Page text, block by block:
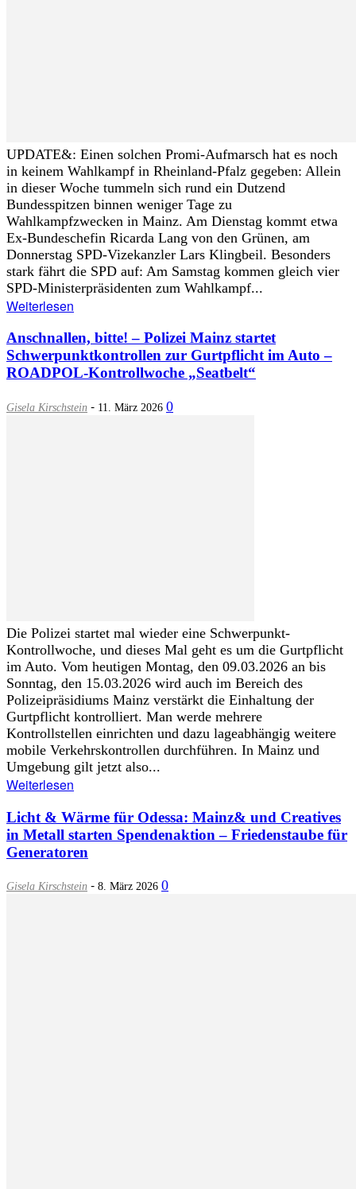
UPDATE&: Einen solchen Promi-Aufmarsch hat es noch
in keinem Wahlkampf in Rheinland-Pfalz gegeben: Allein
in dieser Woche tummeln sich rund ein Dutzend
Bundesspitzen binnen weniger Tage zu
Wahlkampfzwecken in Mainz. Am Dienstag kommt etwa
Ex-Bundeschefin Ricarda Lang von den Grünen, am
Donnerstag SPD-Vizekanzler Lars Klingbeil. Besonders
stark fährt die SPD auf: Am Samstag kommen gleich vier
SPD-Ministerpräsidenten zum Wahlkampf...
Weiterlesen
Anschnallen, bitte! – Polizei Mainz startet
Schwerpunktkontrollen zur Gurtpflicht im Auto –
ROADPOL-Kontrollwoche „Seatbelt“
Gisela Kirschstein - 11. März 2026 0
Die Polizei startet mal wieder eine Schwerpunkt-
Kontrollwoche, und dieses Mal geht es um die Gurtpflicht
im Auto. Vom heutigen Montag, den 09.03.2026 an bis
Sonntag, den 15.03.2026 wird auch im Bereich des
Polizeipräsidiums Mainz verstärkt die Einhaltung der
Gurtpflicht kontrolliert. Man werde mehrere
Kontrollstellen einrichten und dazu lageabhängig weitere
mobile Verkehrskontrollen durchführen. In Mainz und
Umgebung gilt jetzt also...
Weiterlesen
Licht & Wärme für Odessa: Mainz& und Creatives
in Metall starten Spendenaktion – Friedenstaube für
Generatoren
Gisela Kirschstein - 8. März 2026 0